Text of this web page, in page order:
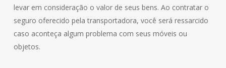
levar em consideração o valor de seus bens. Ao contratar o
seguro oferecido pela transportadora, você será ressarcido
caso aconteça algum problema com seus móveis ou
objetos.